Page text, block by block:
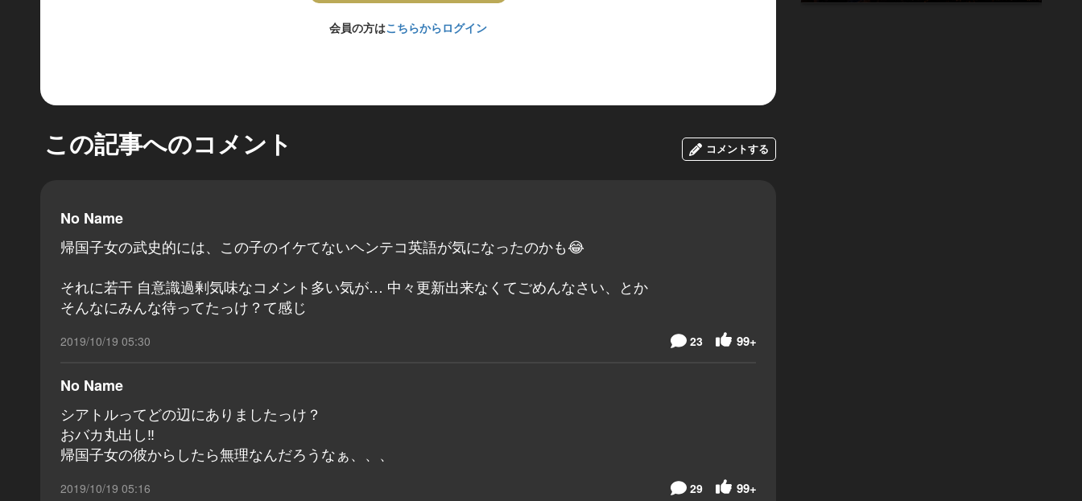
会員の方はこちらからログイン
この記事へのコメント コメントする
No Name
帰国子女の武史的には、この子のイケてないヘンテコ英語が気になったのかも😂
それに若干 自意識過剰気味なコメント多い気が… 中々更新出来なくてごめんなさい、とか
そんなにみんな待ってたっけ？て感じ
2019/10/19 05:30 99+
23
No Name
シアトルってどの辺にありましたっけ？
おバカ丸出し‼️
帰国子女の彼からしたら無理なんだろうなぁ、、、
2019/10/19 05:16 99+
29